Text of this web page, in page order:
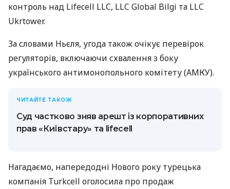
контроль над Lifecell LLC, LLC Global Bilgi та LLC
Ukrtower.
За словами Ньєля, угода також очікує перевірок
регуляторів, включаючи схвалення з боку
українського антимонопольного комітету (АМКУ).
ЧИТАЙТЕ ТАКОЖ
Суд частково зняв арешт із корпоративних
прав «Київстару» та lifecell
Нагадаємо, напередодні Нового року турецька
компанія Turkcell оголосила про продаж